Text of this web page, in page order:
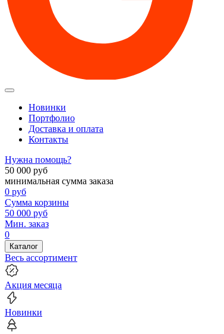
Новинки
Портфолио
Доставка и оплата
Контакты
Нужна помощь?
50 000 руб
минимальная сумма заказа
0 руб
Сумма корзины
50 000 руб
Мин. заказ
0
Каталог
Весь ассортимент
Акция месяца
Новинки